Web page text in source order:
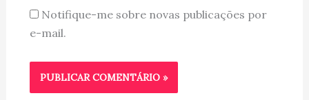
Notifique-me sobre novas publicações por
e-mail.